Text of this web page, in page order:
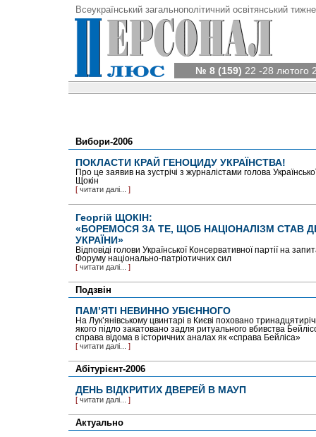
Всеукраїнський загальнополітичний освітянський
№ 8 (159) 22 -28 лютого
Вибори-2006
ПОКЛАСТИ КРАЙ ГЕНОЦИДУ УКРАЇНСТВА!
Про це заявив на зустрічі з журналістами голова
Щокін
[ читати далі... ]
Георгій ЩОКІН:
«БОРЕМОСЯ ЗА ТЕ, ЩОБ НАЦІОНАЛІЗМ СТАВ
УКРАЇНИ»
Відповіді голови Української Консервативної партії на
Форуму національно-патріотичних сил
[ читати далі... ]
Подзвін
ПАМ’ЯТІ НЕВИННО УБІЄННОГО
На Лук’янівському цвинтарі в Києві поховано
якого підло закатовано задля ритуального вбивства
справа відома в історичних аналах як «справа Бейліса»
[ читати далі... ]
Абітурієнт-2006
ДЕНЬ ВІДКРИТИХ ДВЕРЕЙ В МАУП
[ читати далі... ]
Актуально